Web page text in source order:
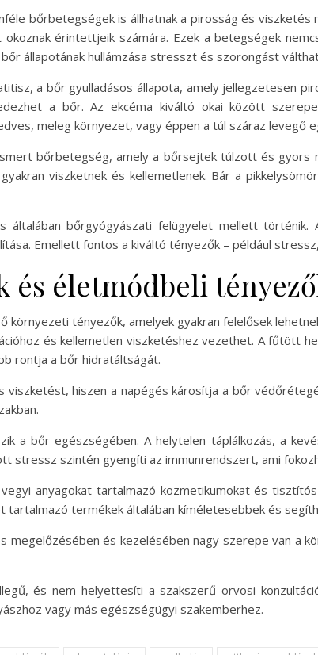
bőrbetegségek is állhatnak a pirosság és
érintettjeik számára. Ezek a betegségek
állapotának hullámzása stresszt és szorongást
a bőr gyulladásos állapota, amely jellegzetesen
a bőr. Az ekcéma kiváltó okai között
meleg környezet, vagy éppen a túl száraz levegő
bőrbetegség, amely a bőrsejtek túlzott és gyors
viszketnek és kellemetlenek. Bár a
bőrgyógyászati felügyelet mellett történik.
Emellett fontos a kiváltó tényezők – például
és életmódbeli
környezeti tényezők, amelyek gyakran felelősek
és kellemetlen viszketéshez vezethet. A fűtött
rontja a bőr hidratáltságát.
hiszen a napégés károsítja a bőr
a bőr egészségében. A helytelen táplálkozás, a
stressz szintén gyengíti az immunrendszert, ami
anyagokat tartalmazó kozmetikumokat és
termékek általában kíméletesebbek és
megelőzésében és kezelésében nagy szerepe van a
és nem helyettesíti a szakszerű orvosi
vagy más egészségügyi szakemberhez.